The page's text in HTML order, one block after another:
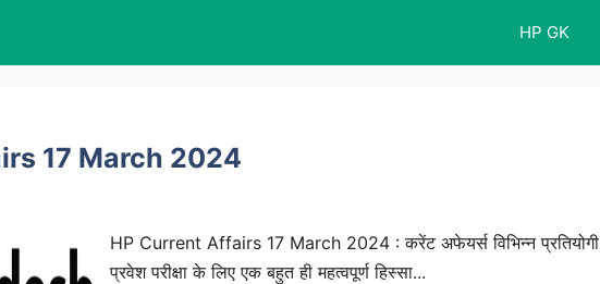
HP GK
17 March 2024
HP Current Affairs 17 March 2024 : करेंट अफेयर्स विभिन्न प्रतियोगी
प्रवेश परीक्षा के लिए एक बहुत ही महत्वपूर्ण हिस्सा...